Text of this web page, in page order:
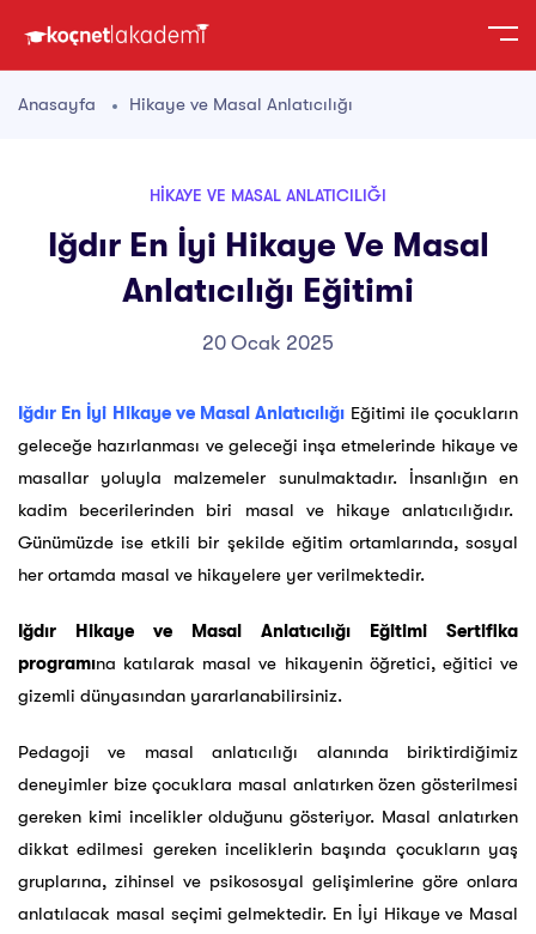
Anasayfa Hikaye ve Masal Anlatıcılığı
HIKAYE VE MASAL ANLATICILIĞI
Iğdır En İyi Hikaye Ve Masal
Anlatıcılığı Eğitimi
20 Ocak 2025
Iğdır En İyi Hikaye ve Masal Anlatıcılığı Eğitimi ile çocukların
geleceğe hazırlanması ve geleceği inşa etmelerinde hikaye ve
masallar yoluyla malzemeler sunulmaktadır. İnsanlığın en
kadim becerilerinden biri masal ve hikaye anlatıcılığıdır.
Günümüzde ise etkili bir şekilde eğitim ortamlarında, sosyal
her ortamda masal ve hikayelere yer verilmektedir.
Iğdır Hikaye ve Masal Anlatıcılığı Eğitimi Sertifika
programına katılarak masal ve hikayenin öğretici, eğitici ve
gizemli dünyasından yararlanabilirsiniz.
Pedagoji ve masal anlatıcılığı alanında biriktirdiğimiz
deneyimler bize çocuklara masal anlatırken özen gösterilmesi
gereken kimi incelikler olduğunu gösteriyor. Masal anlatırken
dikkat edilmesi gereken inceliklerin başında çocukların yaş
gruplarına, zihinsel ve psikososyal gelişimlerine göre onlara
anlatılacak masal seçimi gelmektedir. En İyi Hikaye ve Masal